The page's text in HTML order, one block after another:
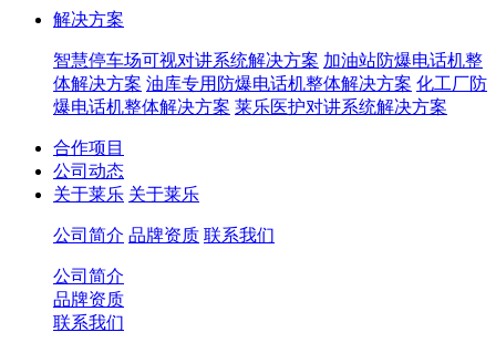
解决方案
智慧停车场可视对讲系统解决方案 加油站防爆电话机整
体解决方案 油库专用防爆电话机整体解决方案 化工厂防
爆电话机整体解决方案 莱乐医护对讲系统解决方案
合作项目
公司动态
关于莱乐 关于莱乐
公司简介 品牌资质 联系我们
公司简介
品牌资质
联系我们